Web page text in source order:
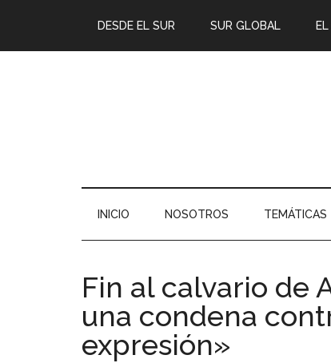
DESDE EL SUR SUR GLOBAL
INICIO NOSOTROS TEMÁTICAS
Fin al calvario de
una condena
expresión»